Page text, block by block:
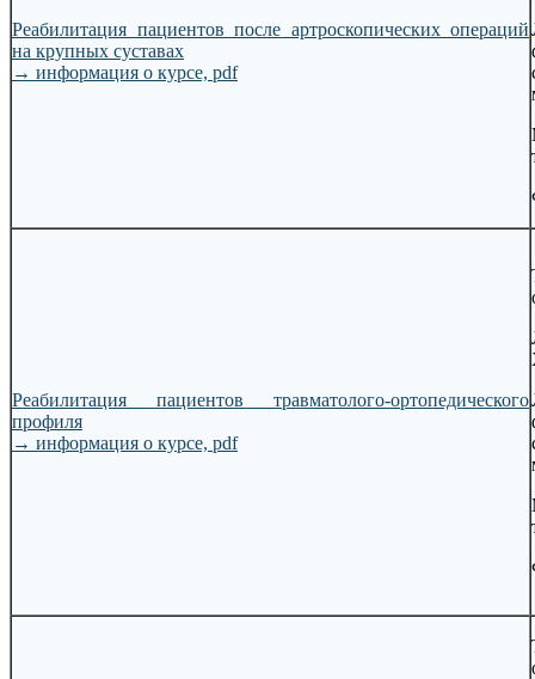
Реабилитация пациентов после артроскопических операций
на крупных суставах
→ информация о курсе, pdf
Реабилитация пациентов травматолого-ортопедического
профиля
→ информация о курсе, pdf